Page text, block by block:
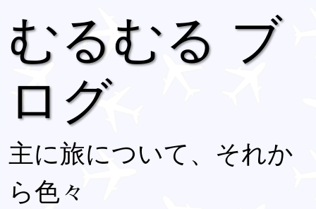
むるむる ブ
ログ
主に旅について、それか
ら色々